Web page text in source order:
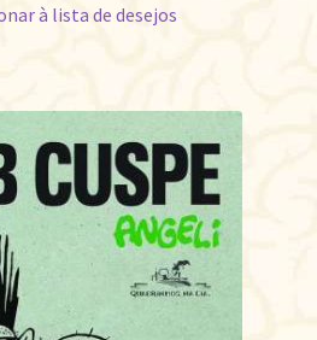
à lista de desejos